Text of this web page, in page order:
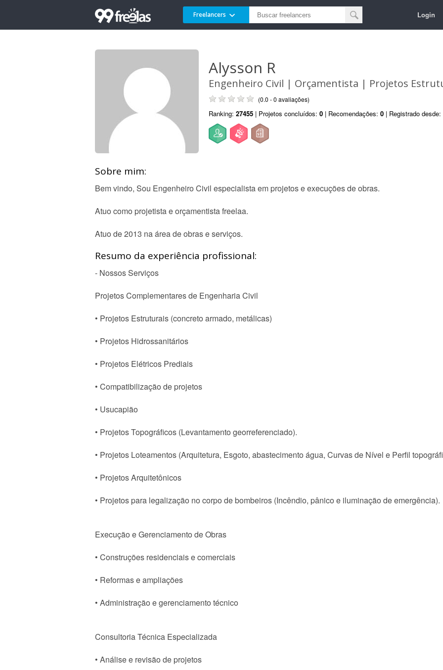
Freelancers Login
Alysson R
Engenheiro Civil | Orçamentista | Projetos
(0.0 - 0 avaliações)
Ranking: 27455 | Projetos concluídos: 0 | Recomendações: 0 | Registrado desde:
Sobre mim:
Bem vindo, Sou Engenheiro Civil especialista em projetos e execuções de obras.
Atuo como projetista e orçamentista freelaa.
Atuo de 2013 na área de obras e serviços.
Resumo da experiência profissional:
- Nossos Serviços
Projetos Complementares de Engenharia Civil
• Projetos Estruturais (concreto armado, metálicas)
• Projetos Hidrossanitários
• Projetos Elétricos Prediais
• Compatibilização de projetos
• Usucapião
• Projetos Topográficos (Levantamento georreferenciado).
• Projetos Loteamentos (Arquitetura, Esgoto, abastecimento água, Curvas de Nível e Perfil
• Projetos Arquitetônicos
• Projetos para legalização no corpo de bombeiros (Incêndio, pânico e iluminação de emergência).
Execução e Gerenciamento de Obras
• Construções residenciais e comerciais
• Reformas e ampliações
• Administração e gerenciamento técnico
Consultoria Técnica Especializada
• Análise e revisão de projetos